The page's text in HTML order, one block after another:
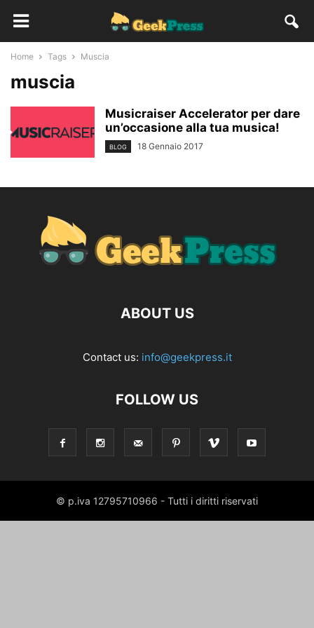
Home Tags Muscia
muscia
Musicraiser Accelerator per dare
un’occasione alla tua musica!
BLOG 18 Gennaio 2017
ABOUT US
Contact us: info@geekpress.it
FOLLOW US
© p.iva 12795710966 - Tutti i diritti riservati